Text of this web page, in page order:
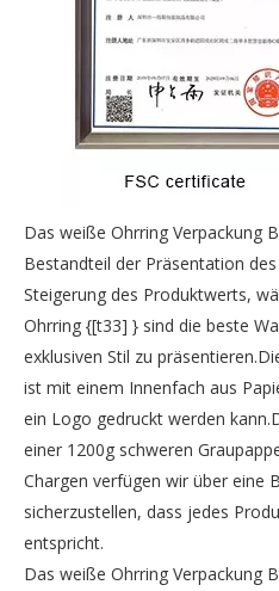
Das weiße Ohrring Verpackung
Bestandteil der Präsentation
Steigerung des Produktwerts,
Ohrring {[t33] } sind die beste
exklusiven Stil zu
ist mit einem Innenfach aus
ein Logo gedruckt werden
einer 1200g schweren
Chargen verfügen wir über eine
sicherzustellen, dass jedes
entspricht.
Das weiße Ohrring Verpackung